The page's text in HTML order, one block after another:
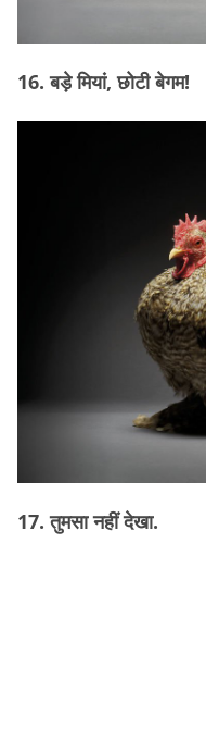
16. बड़े मियां, छोटी बेगम!
17. तुमसा नहीं देखा.